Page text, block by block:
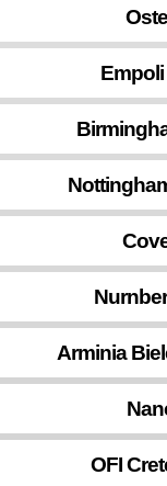
Arminia
OFI